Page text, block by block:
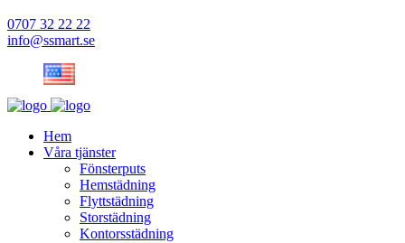
0707 32 22 22
info@ssmart.se
Hem
Våra tjänster
Fönsterputs
Hemstädning
Flyttstädning
Storstädning
Kontorsstädning